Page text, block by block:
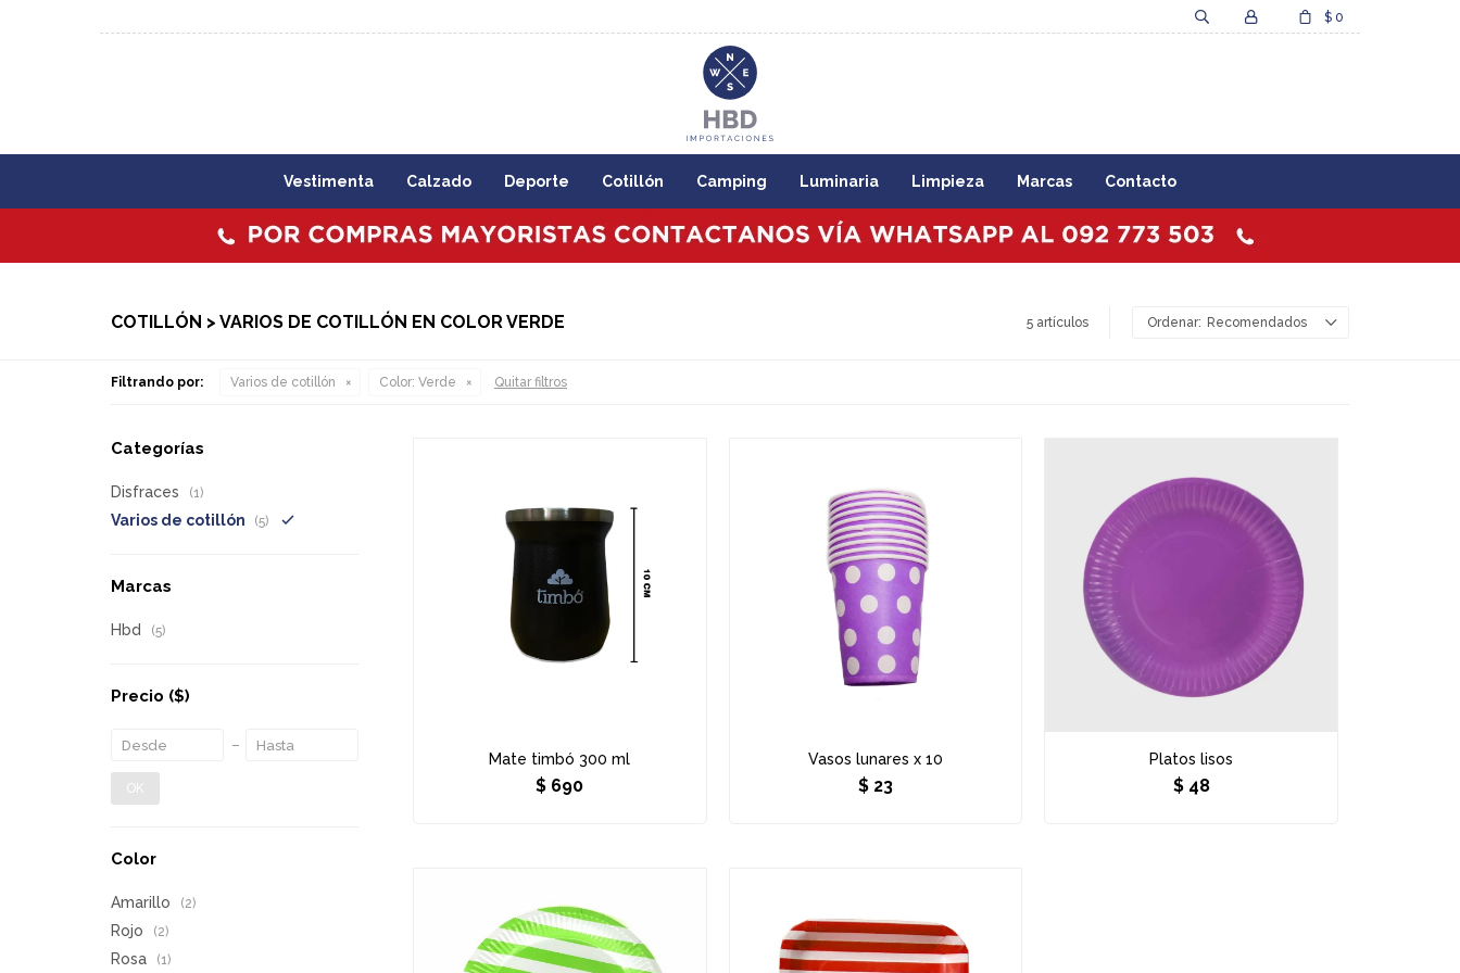
Vestimenta Calzado Deporte Cotillón Camping Luminaria Limpieza Marcas Contacto
$ 0
COTILLÓN > VARIOS DE COTILLÓN EN COLOR VERDE 5 artículos Recomendados
Filtrando por: Varios de cotillón Color: Verde Quitar filtros
Mate timbó 300 ml
$ 690
Vasos lunares x 10
$ 23
Platos lisos
$ 48
Categorías
Disfraces (1)
Varios de cotillón (5)
Marcas
Hbd (5)
Precio ($)
OK
Color
Amarillo (2)
Rojo (2)
Rosa (1)